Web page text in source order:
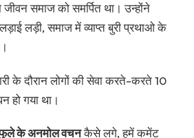
जीवन समाज को समर्पित था। उन्होंने
लड़ी, समाज में व्याप्त बुरी प्रथाओ के
के दौरान लोगों की सेवा करते-करते 10
हो गया था।
फुले के अनमोल वचनकैसे लगे, हमें कमेंट